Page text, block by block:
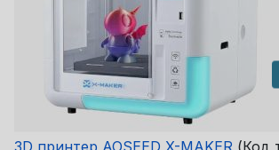
3D принтер AOSEED X-MAKER (Код